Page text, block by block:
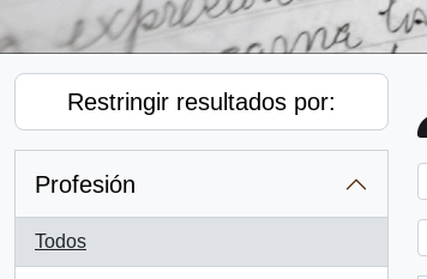
Restringir resultados por:
Profesión
Todos